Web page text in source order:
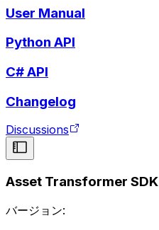
User Manual
Python API
C# API
Changelog
Discussions
Asset Transformer SDK
バージョン: